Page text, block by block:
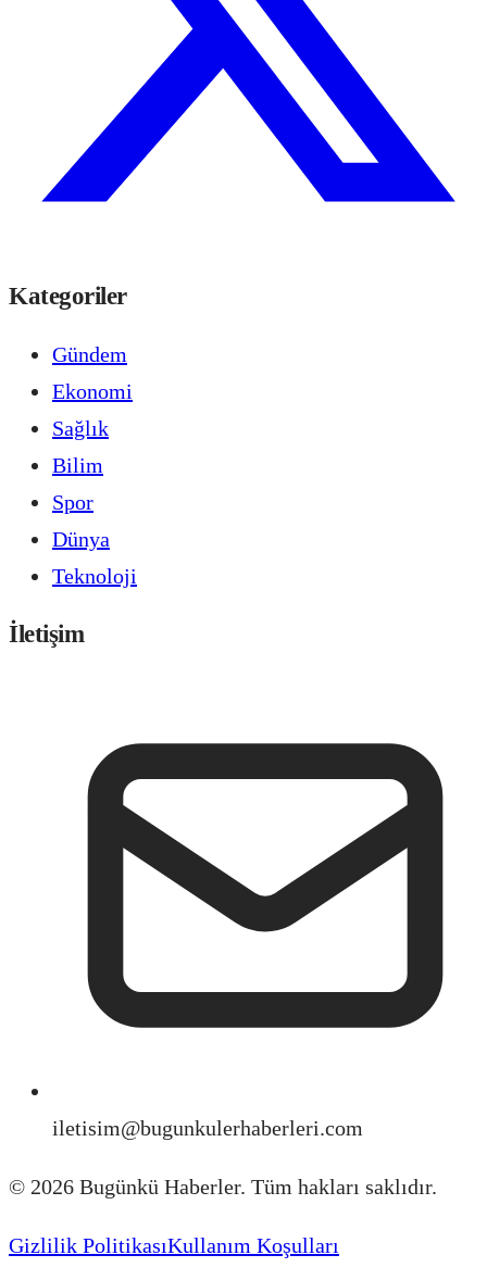
Kategoriler
Gündem
Ekonomi
Sağlık
Bilim
Spor
Dünya
Teknoloji
İletişim
iletisim@bugunkulerhaberleri.com
© 2026 Bugünkü Haberler. Tüm hakları saklıdır.
Gizlilik PolitikasıKullanım Koşulları